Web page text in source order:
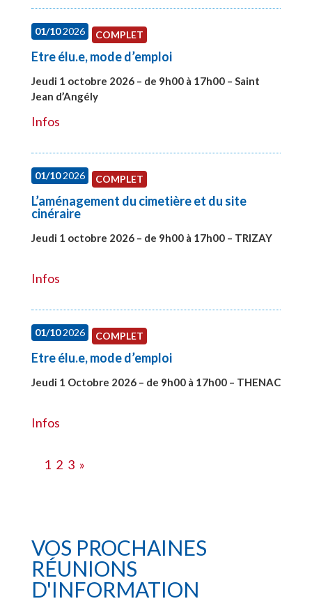
01/102026 COMPLET
Etre élu.e, mode d’emploi
Jeudi 1 octobre 2026 – de 9h00 à 17h00 – Saint
Jean d’Angély
Infos
01/102026 COMPLET
L’aménagement du cimetière et du site
cinéraire
Jeudi 1 octobre 2026 – de 9h00 à 17h00 – TRIZAY
Infos
01/102026 COMPLET
Etre élu.e, mode d’emploi
Jeudi 1 Octobre 2026 – de 9h00 à 17h00 – THENAC
Infos
1 2 3 »
VOS PROCHAINES
RÉUNIONS
D'INFORMATION